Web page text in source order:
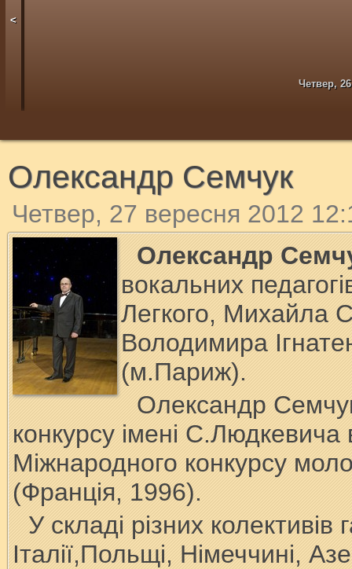
<
Четвер,
Олександр Семчук
Четвер, 27 вересня 2012
Олександр
вокальних
Легкого, Михайла
Володимира
(м.Париж).
Олександр
конкурсу імені
Міжнародного конкурсу
(Франція, 1996).
У складі різних
Італії,Польщі, Німеччині,